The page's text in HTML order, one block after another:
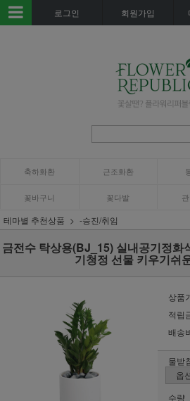
로그인 회원가입
축하화환 근조화환
꽃바구니 꽃다발
테마별 추천상품 -승진/취임
금전수 탁상용(BJ_15) 실내공기정화
기청정 선물 키우기쉬
상품
적립
배송
물받
수량